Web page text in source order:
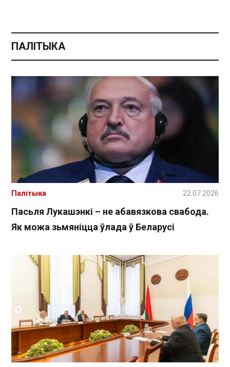
ПАЛІТЫКА
Пасьля Лукашэнкі – не абавязкова свабода.
Як можа зьмяніцца ўлада ў Беларусі
Палітыка 22.07.2026